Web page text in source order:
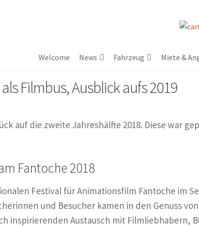
Welcome News Fahrzeug Miete &
Filmbus, Ausblick aufs 2019
auf die zweite Jahreshälfte 2018. Diese war
Fantoche 2018
Festival für Animationsfilm Fantoche im
und Besucher kamen in den Genuss
inspirierenden Austausch mit Filmliebhabern,